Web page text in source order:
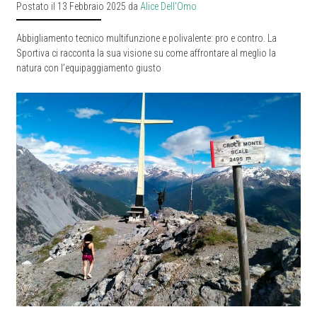
Postato il 13 Febbraio 2025 da Alice Dell'Omo
Abbigliamento tecnico multifunzione e polivalente: pro e contro. La
Sportiva ci racconta la sua visione su come affrontare al meglio la
natura con l’equipaggiamento giusto